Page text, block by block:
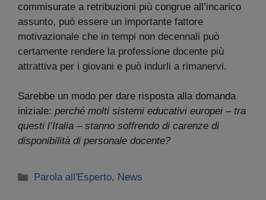
commisurate a retribuzioni più congrue all’incarico
assunto, può essere un importante fattore
motivazionale che in tempi non decennali può
certamente rendere la professione docente più
attrattiva per i giovani e può indurli a rimanervi.
Sarebbe un modo per dare risposta alla domanda
iniziale: perché molti sistemi educativi europei – tra
questi l’Italia – stanno soffrendo di carenze di
disponibilità di personale docente?
Categorie
Parola all'Esperto, News